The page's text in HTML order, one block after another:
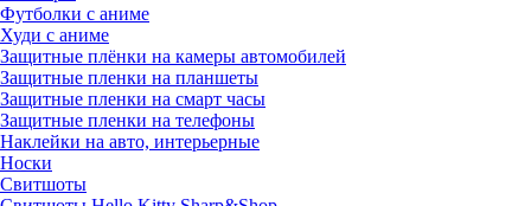
Футболки с аниме
Худи с аниме
Защитные плёнки на камеры автомобилей
Защитные пленки на планшеты
Защитные пленки на смарт часы
Защитные пленки на телефоны
Наклейки на авто, интерьерные
Носки
Свитшоты